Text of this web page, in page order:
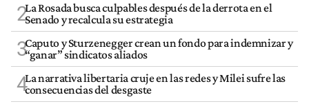
2La Rosada busca culpables después de la derrota en el
Senado y recalcula su estrategia
3Caputo y Sturzenegger crean un fondo para indemnizar y
“ganar” sindicatos aliados
4La narrativa libertaria cruje en las redes y Milei sufre las
consecuencias del desgaste